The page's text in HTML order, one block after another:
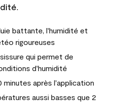
battante, l'humidité et
rigoureuses
qui permet de
d'humidité
minutes après l'application
aussi basses que 2